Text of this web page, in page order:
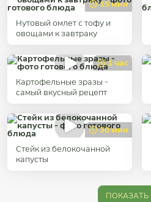
15 мин
Нутовый омлет с тофу и
овощами к завтраку
1 час
Картофельные зразы -
cамый вкусный рецепт
30 мин
Стейк из белокочанной
капусты